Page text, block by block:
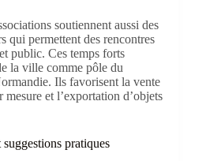
soutiennent aussi des
qui permettent des rencontres
public. Ces temps forts
la ville comme pôle du
Ils favorisent la vente
et l’exportation d’objets
pratiques